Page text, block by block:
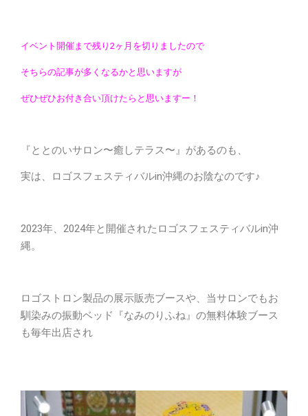
イベント開催まで残り2ヶ月を切りましたので
そちらの記事が多くなるかと思いますが
ぜひぜひお付き合い頂けたらと思いますー！
『ととのいサロン〜癒しテラス〜』があるのも、
実は、ロゴスフェスティバルin沖縄のお陰なのです♪
2023年、2024年と開催されたロゴスフェスティバルin沖
縄。
ロゴストロン製品の展示販売ブースや、当サロンでもお
馴染みの振動ベッド『なみのりふね』の無料体験ブース
も毎年出店され